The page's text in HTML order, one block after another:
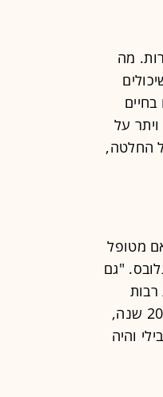
מה
על
החלטה,
מטופל
"גם
רבות
שהן צעירות ממני. אני מסוגלת לתפוס איך יכולה איכות חייהן להיראות בעוד 20 שנה,
בשבילי והיה